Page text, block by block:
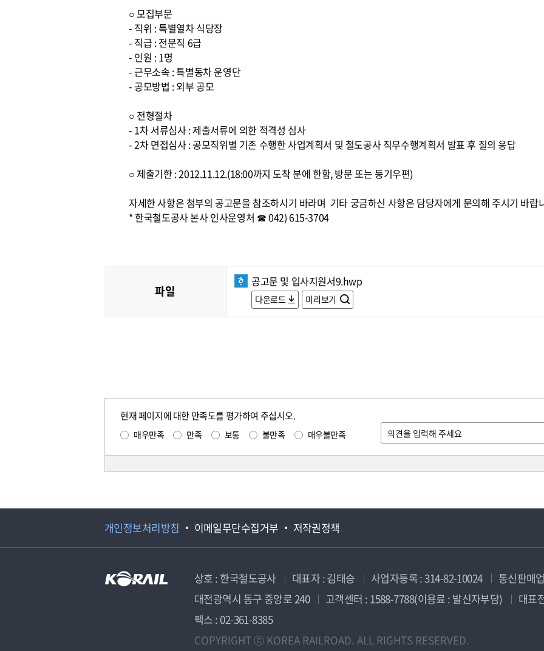
○ 모집부문
- 직위 : 특별열차 식당장
- 직급 : 전문직 6급
- 인원 : 1명
- 근무소속 : 특별동차 운영단
- 공모방법 : 외부 공모
○ 전형절차
- 1차 서류심사 : 제출서류에 의한 적격성 심사
- 2차 면접심사 : 공모직위별 기존 수행한 사업계획서 및 철도공사 직무수행계획서 발표 후 질의 응답
○ 제출기한 : 2012.11.12.(18:00까지 도착 분에 한함, 방문 또는 등기우편)
자세한 사항은 첨부의 공고문을 참조하시기 바라며 기타 궁금하신 사항은 담당자에게 문의해 주시기 바랍
* 한국철도공사 본사 인사운영처 ☎ 042) 615-3704
파일
공고문 및 입사지원서9.hwp
다운로드 미리보기
현재 페이지에 대한 만족도를 평가하여 주십시오.
매우만족 만족 보통 불만족 매우불만족
개인정보처리방침 이메일무단수집거부 저작권정책
상호 : 한국철도공사 대표자 : 김태승 사업자등록 : 314-82-10024
통신판매
대전광역시 동구 중앙로 240
고객센터 : 1588-7788(이용료 : 발신자부담)
대표
팩스 : 02-361-8385
COPYRIGHT ⓒ KOREA RAILROAD. ALL RIGHTS RESERVED.